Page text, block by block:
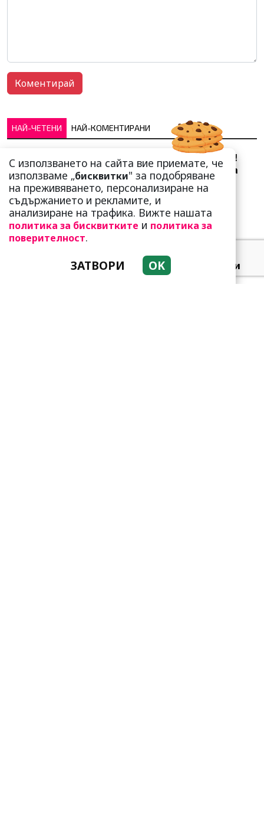
НАЙ-ЧЕТЕНИ НАЙ-КОМЕНТИРАНИ
Сърце юнашко не трае!
Ричи Тъпото си вдигна
стандарта: Замени
чалгарка...
Добре е да знаете! Тези
три зодии умеят да
С използването на сайта вие приемате, че
използваме „бисквитки" за подобряване
на преживяването, персонализиране на
съдържанието и рекламите, и
анализиране на трафика. Вижте нашата
политика за бисквитките и политика за
поверителност.
ЗАТВОРИ OK